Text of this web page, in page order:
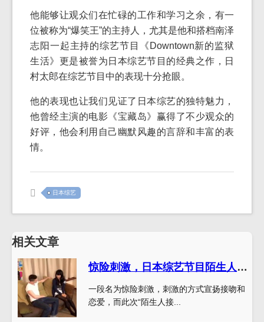
他能够让观众们在忙碌的工作和学习之余，有一
位被称为“爆笑王”的主持人，尤其是他和搭档南泽
志阳一起主持的综艺节目《Downtown新的监狱
生活》更是被誉为日本综艺节目的经典之作，日
村太郎在综艺节目中的表现十分抢眼。
他的表现也让我们见证了日本综艺的独特魅力，
他曾经主演的电影《宝藏岛》赢得了不少观众的
好评，他会利用自己幽默风趣的言辞和丰富的表
情。
日本综艺
相关文章
惊险刺激，日本综艺节目陌生人接吻酒店视频震撼曝光
一段名为惊险刺激，刺激的方式宣扬接吻和
恋爱，而此次“陌生人接...